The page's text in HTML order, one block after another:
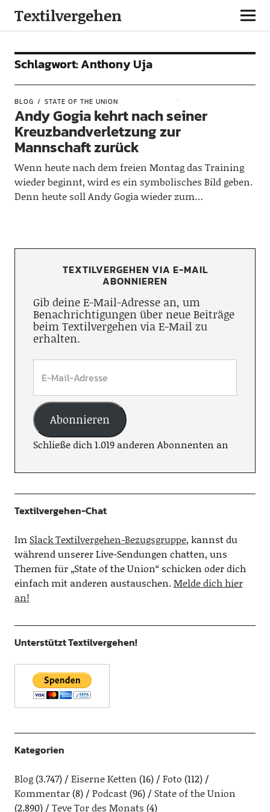
Textilvergehen
Schlagwort:Anthony Uja
BLOG STATE OF THE UNION
Andy Gogia kehrt nach seiner
Kreuzbandverletzung zur
Mannschaft zurück
Wenn heute nach dem freien Montag das Training
wieder beginnt, wird es ein symbolisches Bild geben.
Denn heute soll Andy Gogia wieder zum…
TEXTILVERGEHEN VIA E-MAIL
ABONNIEREN
Gib deine E-Mail-Adresse an, um
Benachrichtigungen über neue Beiträge
beim Textilvergehen via E-Mail zu
erhalten.
Abonnieren
Schließe dich 1.019 anderen Abonnenten an
Textilvergehen-Chat
Im Slack Textilvergehen-Bezugsgruppe, kannst du
während unserer Live-Sendungen chatten, uns
Themen für „State of the Union“ schicken oder dich
einfach mit anderen austauschen.Melde dich hier
an!
Unterstützt Textilvergehen!
Kategorien
Blog(3.747) Eiserne Ketten (16) Foto (112)
Kommentar(8) Podcast(96)
State of the Union
(2.890)
Teve Tor des Monats (4)